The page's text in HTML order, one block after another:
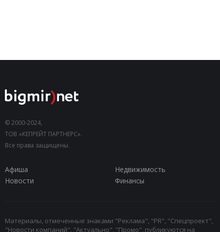
© 2000-2024,
ТОВ «КЕПРЕЙТ ПАРТНЕРС».
Все права защищены.
Афиша
Недвижимость
Новости
Финансы
Материалы, отмеченные знаками "Реклама", "PR", "Спецпроект",
"Новости компаний", "Актуально", "Промо", публикуются на